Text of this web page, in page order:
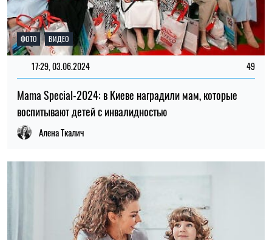
ФОТО ВИДЕО
17:29, 03.06.2024 49
Mama Special-2024: в Киеве наградили мам, которые
воспитывают детей с инвалидностью
Алена Ткалич